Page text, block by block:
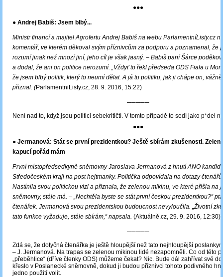
●●●
● Andrej Babiš: Jsem blbý...
Ministr financí a majitel Agrofertu Andrej Babiš na webu ParlamentníListy.cz
komentář, ve kterém děkoval svým příznivcům za podporu a poznamenal, že
rozumí jinak než mnozí jiní, jeho cíl je však jasný. ‒ Babiš paní Šárce
a dodal, že ani on politice nerozumí. „Vždyť to řekl předseda ODS Fiala u
že jsem blbý politik, který to neumí dělat. A já tu politiku, jak ji chápe on, vážně
přiznal. (ParlamentniListy.cz, 28. 9. 2016, 15:22)
─────
Není nad to, když jsou politici sebekritičtí. V tomto případě to sedí jako p*del
●●●
● Jermanová: Stát se první prezidentkou? Ještě sbírám zkušenosti.
kapucí pořád mám
První místopředsedkyně sněmovny Jaroslava Jermanová z hnutí ANO
Středočeském kraji na post hejtmanky. Politička odpovídala na dotazy
Nastínila svou politickou vizi a přiznala, že zelenou mikinu, ve které přišla na
sněmovny, stále má. – „Nechtěla byste se stát první českou prezidentkou?“
čtenářek. Jermanová svou prezidentskou budoucnost nevyloučila. „Životní
tato funkce vyžaduje, stále sbírám,“ napsala. (Aktuálně.cz, 29. 9. 2016, 12:30)
─────
Zdá se, že dotyčná čtenářka je ještě hloupější než tato nejhloupější
– J. Jermanová. Na trapas se zelenou mikinou lidé nezapomněli. Co od této
„přeběhlice“ (dříve členky ODS) můžeme čekat? Nic. Bude dál zahřívat své
křeslo v Poslanecké sněmovně, dokud ji budou příznivci tohoto podivného
jedno použití volit.